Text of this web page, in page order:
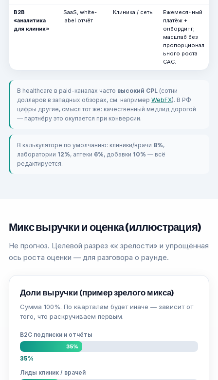
B2B
«аналитика
для клиник»
SaaS, white-
label отчёт
Клиника / сеть
Ежемесячный
платёж +
онбординг;
масштаб без
пропорционал
ьного роста
CAC.
В healthcare в paid-каналах часто высокий CPL(сотни
долларов в западных обзорах, см. например WebFX). В РФ
цифры другие, смысл тот же: качественный медлид дорогой
— партнёру это окупается при конверсии.
В калькуляторе по умолчанию: клиники/врачи 8%,
лаборатории 12%, аптеки 6%, добавки 10% — всё
редактируется.
Микс выручки и оценка (иллюстрация)
Не прогноз. Целевой разрез «к зрелости» и упрощённая
ось роста оценки — для разговора о раунде.
Доли выручки (пример зрелого микса)
Сумма 100%. По кварталам будет иначе — зависит от
того, что раскручиваем первым.
B2C подписки и отчёты
35%
35%
Лиды клиник / врачей